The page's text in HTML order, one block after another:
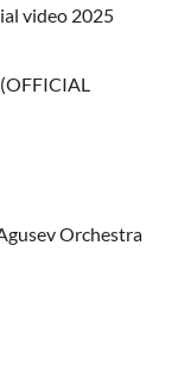
video 2025
Orchestra